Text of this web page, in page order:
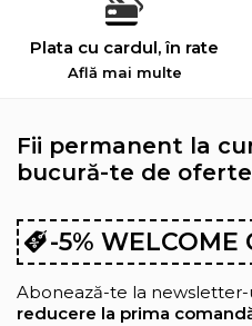
Plata cu cardul, în rate
Află mai multe
Fii permanent la
bucură-te de
-5% WELCOME
Abonează-te la
reducere la prima